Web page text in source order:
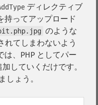
ディレクティブ
持ってアップロード
のような
れてしまわないよう
、PHP としてパー
していくだけです。
しょう。